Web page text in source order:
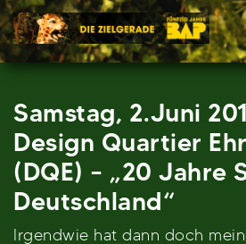
Skip
to
content
Samstag, 2.Juni
Design Quartier
(DQE) – „20 Jahre
Deutschland“
Irgendwie hat dann doch